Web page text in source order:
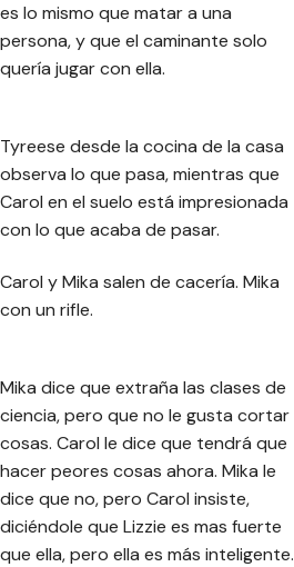
es lo mismo que matar a una
persona, y que el caminante solo
quería jugar con ella.
Tyreese desde la cocina de la casa
observa lo que pasa, mientras que
Carol en el suelo está impresionada
con lo que acaba de pasar.
Carol y Mika salen de cacería. Mika
con un rifle.
Mika dice que extraña las clases de
ciencia, pero que no le gusta cortar
cosas. Carol le dice que tendrá que
hacer peores cosas ahora. Mika le
dice que no, pero Carol insiste,
diciéndole que Lizzie es mas fuerte
que ella, pero ella es más inteligente.